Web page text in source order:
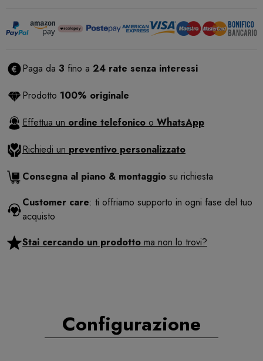
Paga da 3 fino a 24 rate senza interessi
Prodotto 100% originale
Effettua un ordine telefonico o WhatsApp
Richiedi un preventivo personalizzato
Consegna al piano & montaggio su richiesta
Customer care: ti offriamo supporto in ogni fase del tuo
acquisto
Stai cercando un prodotto ma non lo trovi?
Configurazione